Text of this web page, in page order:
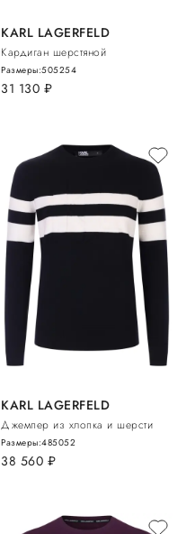
KARL LAGERFELD
Кардиган шерстяной
31 130 руб.
Размеры:505254
KARL LAGERFELD
Джемпер из хлопка и шерсти
38 560 руб.
Размеры:485052